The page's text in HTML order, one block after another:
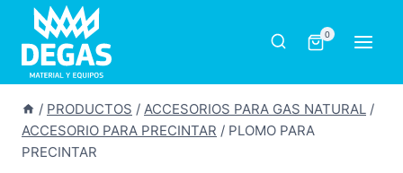
Saltar
contenido
0
/ PRODUCTOS / ACCESORIOS PARA GAS NATURAL /
ACCESORIO PARA PRECINTAR / PLOMO PARA
PRECINTAR